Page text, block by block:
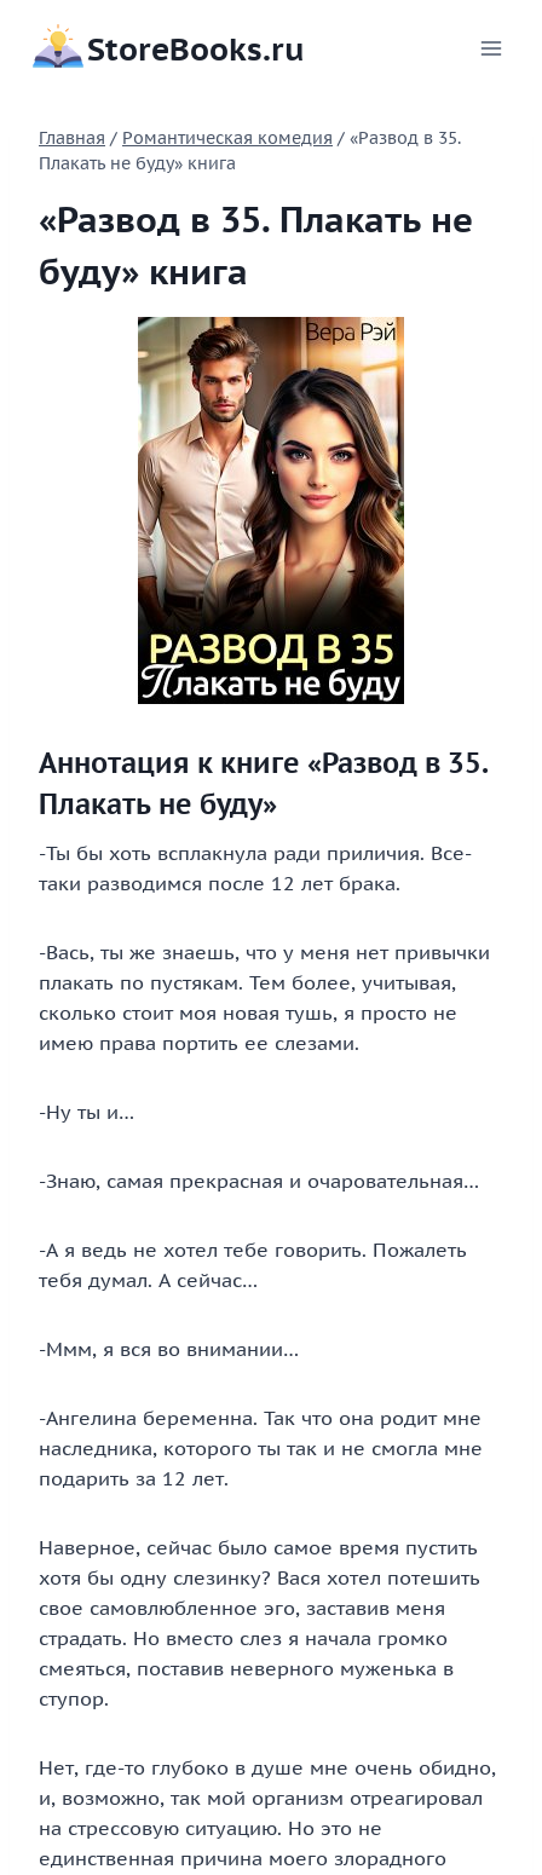
содержимому
StoreBooks.ru
Главная / Романтическая комедия / «Развод в 35.
Плакать не буду» книга
«Развод в 35. Плакать не
буду» книга
Аннотация к книге «Развод в 35.
Плакать не буду»
-Ты бы хоть всплакнула ради приличия. Все-
таки разводимся после 12 лет брака.
-Вась, ты же знаешь, что у меня нет привычки
плакать по пустякам. Тем более, учитывая,
сколько стоит моя новая тушь, я просто не
имею права портить ее слезами.
-Ну ты и…
-Знаю, самая прекрасная и очаровательная…
-А я ведь не хотел тебе говорить. Пожалеть
тебя думал. А сейчас…
-Ммм, я вся во внимании…
-Ангелина беременна. Так что она родит мне
наследника, которого ты так и не смогла мне
подарить за 12 лет.
Наверное, сейчас было самое время пустить
хотя бы одну слезинку? Вася хотел потешить
свое самовлюбленное эго, заставив меня
страдать. Но вместо слез я начала громко
смеяться, поставив неверного муженька в
ступор.
Нет, где-то глубоко в душе мне очень обидно,
и, возможно, так мой организм отреагировал
на стрессовую ситуацию. Но это не
единственная причина моего злорадного